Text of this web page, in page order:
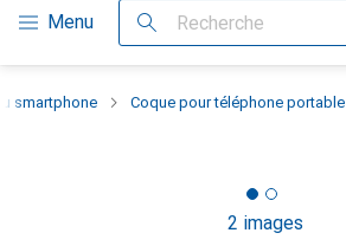
Navigation par catégorie
Menu Recherche
smartphone Coque pour téléphone portable
2 images